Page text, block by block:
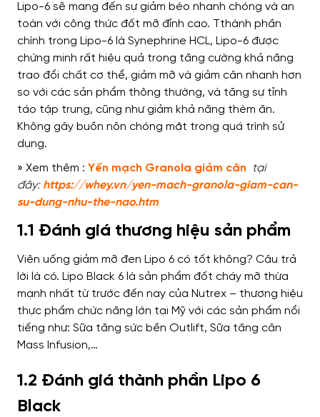
Lipo-6 sẽ mang đến sự giảm béo nhanh chóng và an
toàn với công thức đốt mỡ đỉnh cao. Tthành phần
chính trong Lipo-6 là Synephrine HCL, Lipo-6 được
chứng minh rất hiệu quả trong tăng cường khả năng
trao đổi chất cơ thể, giảm mỡ và giảm cân nhanh hơn
so với các sản phẩm thông thường, và tăng sự tỉnh
táo tập trung, cũng như giảm khả năng thèm ăn.
Không gây buồn nôn chóng mặt trong quá trình sử
dụng.
» Xem thêm : Yến mạch Granola giảm cân
tại
đây: https://whey.vn/yen-mach-granola-giam-can-
su-dung-nhu-the-nao.htm
1.1 Đánh giá thương hiệu sản phẩm
Viên uống giảm mỡ đen Lipo 6 có tốt không? Câu trả
lời là có. Lipo Black 6 là sản phẩm đốt cháy mỡ thừa
mạnh nhất từ ​​trước đến nay của Nutrex – thương hiệu
thực phẩm chức năng lớn tại Mỹ với các sản phẩm nổi
tiếng như: Sữa tăng sức bền Outlift, Sữa tăng cân
Mass Infusion,…
1.2 Đánh giá thành phần Lipo 6
Black